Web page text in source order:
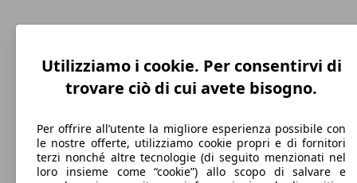
190 km/h
Utilizziamo i cookie. Per consentirvi di
trovare ciò di cui avete bisogno.
Per offrire all’utente la migliore esperienza possibile con
le nostre offerte, utilizziamo cookie propri e di fornitori
terzi nonché altre tecnologie (di seguito menzionati nel
loro insieme come “cookie”) allo scopo di salvare e